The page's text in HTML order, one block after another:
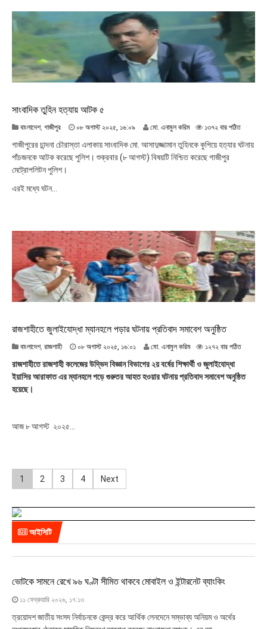
১
৫
:
৩
৫
সাংবাদিক তুহিন হত্যায় আটক ৫
বাংলাদেশ, গাজীপুর ০৮ অগাস্ট ২০২৫, ১৬:০৯
অ
গা
১
৬
:
০
৯
মো. এনামুল করিম ১৩৭২ বার পঠিত
গাজীপুরের চান্দনা চৌরাস্তা এলাকায় সাংবাদিক মো. আসাদুজ্জামান তুহিনকে কুপিয়ে হত্যার ঘটনায়
পাঁচজনকে আটক করেছে পুলিশ। শুক্রবার (৮ আগস্ট) বিষয়টি নিশ্চিত করেছে গাজীপুর
মেট্রোপলিটন পুলিশ।
এরই মধ্যে ঘটন...
রাজশাহীতে জুলাইযোদ্ধা ম্যানহলে পড়ার ঘটনায় প্রতিবাদ সমাবেশ অনুষ্ঠিত
বাংলাদেশ, রাজশাহী ০৮ অগাস্ট ২০২৫, ১৬:০১
অ
গা
মো. এনামুল করিম ১২৭২ বার পঠিত
রাজশাহীতে রাজশাহী কলেজের উদ্ভিদ বিজ্ঞান বিভাগের ২য় বর্ষের শিক্ষার্থী ও জুলাইযোদ্ধা
ইয়াসির আরাফাত এর ম্যানহলে পড়ে গুরুতর আহত হওয়ার ঘটনায় প্রতিবাদ সমাবেশ অনুষ্ঠিত
হয়েছে।
আজ ৮ আগস্ট ২০২৫...
P
o
s
t
n
a
1 2 3 4 Next
আইসিটি
ভোটকে সামনে রেখে ৯৬ ঘণ্টা সীমিত থাকবে মোবাইল ও ইন্টারনেট ব্যাংকিং
১১ ফেব্রুয়ারি ২০২৬, ১৭:১৩
ত্রয়োদশ জাতীয় সংসদ নির্বাচনকে কেন্দ্র করে আর্থিক লেনদেনে সম্ভাব্য অনিয়ম ও অর্থের